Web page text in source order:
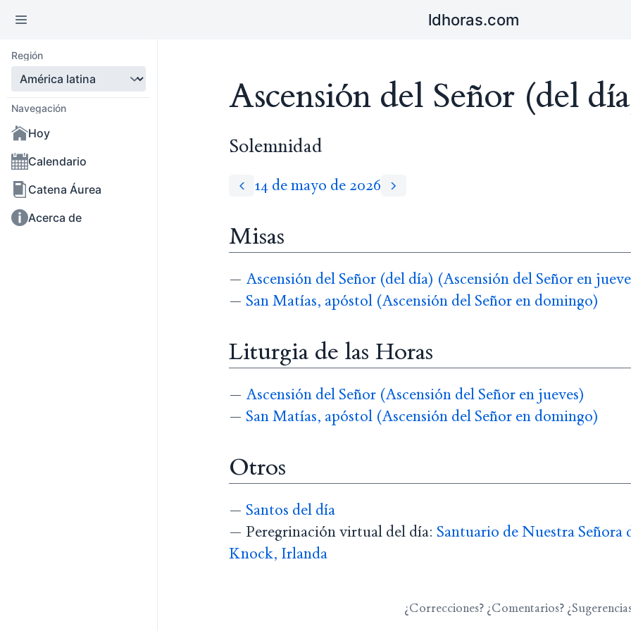
ldhoras.com
Región
Navegación
Hoy
Calendario
Catena Áurea
Acerca de
Ascensión del Señor (del
Solemnidad
14 de mayo de 2026
Misas
— Ascensión del Señor (del día) (Ascensión del Señor en
— San Matías, apóstol (Ascensión del Señor en domingo)
Liturgia de las Horas
— Ascensión del Señor (Ascensión del Señor en jueves)
— San Matías, apóstol (Ascensión del Señor en domingo)
Otros
— Santos del día
— Peregrinación virtual del día: Santuario de Nuestra Señora
Knock, Irlanda
¿Correcciones? ¿Comentarios?